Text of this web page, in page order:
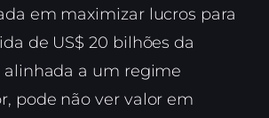
em maximizar lucros para
de US$ 20 bilhões da
alinhada a um regime
pode não ver valor em